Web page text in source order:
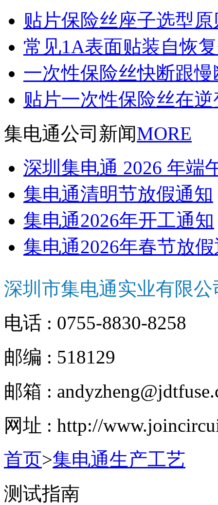
贴片保险丝座子选型原
常见1A表面贴装自恢
一次性保险丝快断跟
贴片一次性保险丝在
集电通公司新闻MORE
深圳集电通 2026 年端
集电通清明节放假通知
集电通2026年开工通知
集电通2026年春节放
深圳市集电通实业有限公
电话 : 0755-8830-8258
邮编 : 518129
邮箱 :
网址 : http://
首页>集电通生产工艺
测试指南